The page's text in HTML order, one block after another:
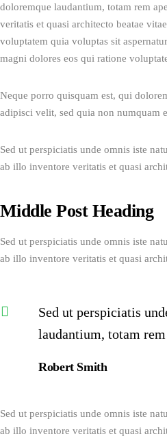
doloremque laudantium, totam rem
veritatis et quasi architecto beatae
voluptatem quia voluptas sit
magni dolores eos qui ratione
Neque porro quisquam est, qui
adipisci velit, sed quia non numquam
Sed ut perspiciatis unde omnis iste
ab illo inventore veritatis et quasi
Middle Post Heading
Sed ut perspiciatis unde omnis iste
ab illo inventore veritatis et quasi
Sed ut perspiciatis
laudantium, totam
Robert Smith
Sed ut perspiciatis unde omnis iste
ab illo inventore veritatis et quasi